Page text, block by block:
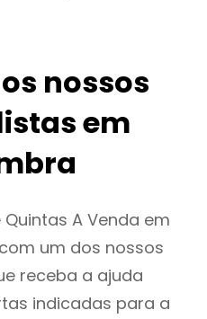
nossos
em
A Venda em
um dos nossos
receba a ajuda
indicadas para a